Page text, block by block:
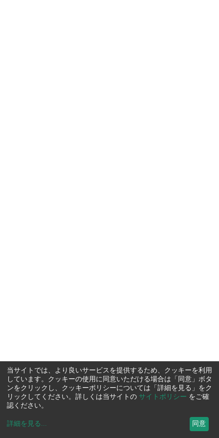
当サイトでは、より良いサービスを提供するため、クッキーを利用
しています。クッキーの使用に同意いただける場合は「同意」ボタ
ンをクリックし、クッキーポリシーについては「詳細を見る」をク
リックしてください。詳しくは当サイトの サイトポリシー をご確
認ください。
詳細を見る ... 同意